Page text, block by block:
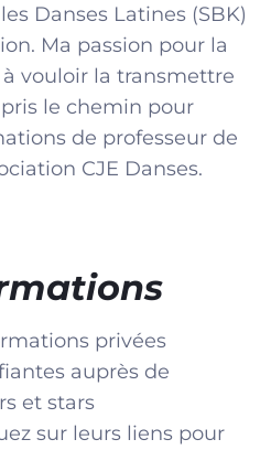
Danses Latines (SBK)
Ma passion pour la
vouloir la transmettre
pris le chemin pour
de professeur de
CJE Danses.
privées
auprès de
et stars
sur leurs liens pour